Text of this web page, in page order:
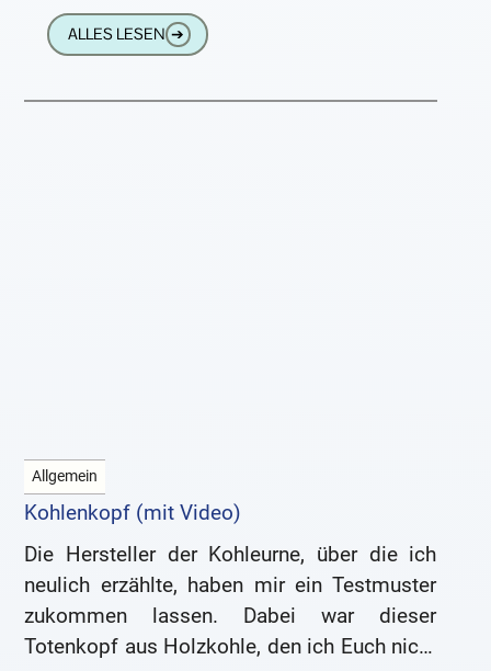
Grab des berühmten Dramatikers William
Shakespeare der
ALLES LESEN ➔
Allgemein
Kohlenkopf (mit Video)
Die Hersteller der Kohleurne, über die ich
neulich erzählte, haben mir ein Testmuster
zukommen lassen. Dabei war dieser
Totenkopf aus Holzkohle, den ich Euch nicht